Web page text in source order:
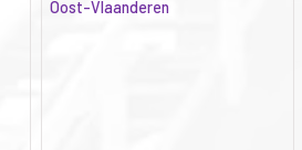
Oost-Vlaanderen